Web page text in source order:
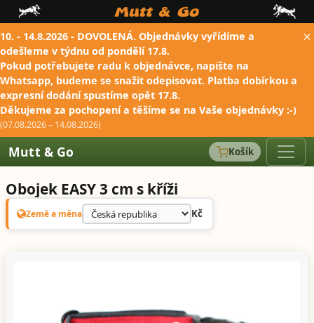
10. - 14.8.2026 - DOVOLENÁ. Objednávky vyřídíme a
odešleme v týdnu od pondělí 17.8.
Pokud potřebujete radu k objednávce, napište na
Whatsapp, budeme se snažit odepisovat. Platba dobírkou a
expresní dodání spustíme opět 17.8.
Děkujeme za pochopení a těšíme se na Vaše objednávky :-)
(07.08.2026 – 14.08.2026)
×
Mutt & Go Košík
Obojek EASY 3 cm s kříži
Země a měna Kč